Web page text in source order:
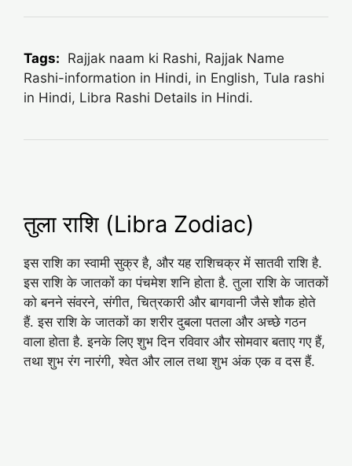
Tags: Rajjak naam ki Rashi, Rajjak Name
Rashi-information in Hindi, in English, Tula rashi
in Hindi, Libra Rashi Details in Hindi.
तुला राशि (Libra Zodiac)
इस राशि का स्वामी सुक्र है, और यह राशिचक्र में सातवी राशि है.
इस राशि के जातकों का पंचमेश शनि होता है. तुला राशि के जातकों
को बनने संवरने, संगीत, चित्रकारी और बागवानी जैसे शौक होते
हैं. इस राशि के जातकों का शरीर दुबला पतला और अच्‍छे गठन
वाला होता है. इनके लिए शुभ दिन रविवार और सोमवार बताए गए हैं,
तथा शुभ रंग नारंगी, श्‍वेत और लाल तथा शुभ अंक एक व दस हैं.